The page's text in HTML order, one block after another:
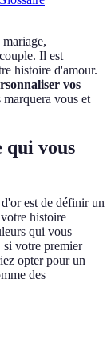
Il est
histoire d'amour.
vos
vous et
qui vous
est de définir un
histoire
qui vous
si votre premier
opter pour un
des